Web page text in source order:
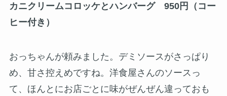
カニクリームコロッケとハンバーグ 950円（コー
ヒー付き）
おっちゃんが頼みました。デミソースがさっぱり
め、甘さ控えめですね。洋食屋さんのソースっ
て、ほんとにお店ごとに味がぜんぜん違っておも